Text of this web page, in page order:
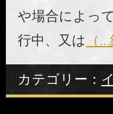
や場合によっ
行中、又は（
カテゴリー：